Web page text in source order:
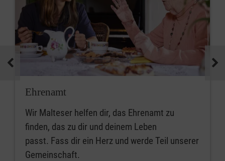
Ehrenamt
Wir Malteser helfen dir, das Ehrenamt zu
finden, das zu dir und deinem Leben
passt. Fass dir ein Herz und werde Teil unserer
Gemeinschaft.